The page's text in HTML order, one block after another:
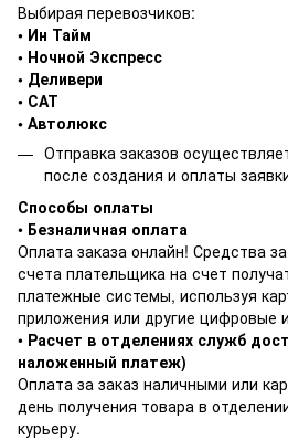
Выбирая перевозчиков:
• Ин Тайм
• Ночной Экспресс
• Деливери
• САТ
• Автолюкс
Отправка заказов
после создания и оплаты
Способы оплаты
• Безналичная оплата
Оплата заказа онлайн! Средства
счета плательщика на счет
платежные системы, используя
приложения или другие цифровые
• Расчет в отделениях служб
наложенный платеж)
Оплата за заказ наличными или
день получения товара в
курьеру.